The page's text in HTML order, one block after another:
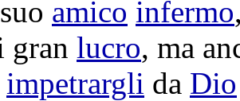
amico infermo
gran lucro, ma
impetrargli da Dio